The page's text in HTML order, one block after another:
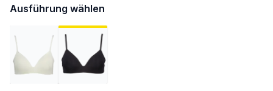
Ausführung wählen